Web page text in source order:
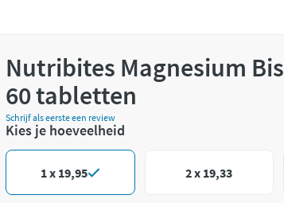
Nutribites Magnesium
60 tabletten
Schrijf als eerste een review
Kies je hoeveelheid
1 x 19,95 2 x 19,33